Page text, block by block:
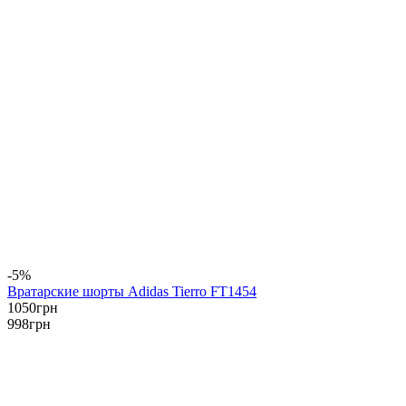
-5%
Вратарские шорты Adidas Tierro FT1454
1050грн
998грн